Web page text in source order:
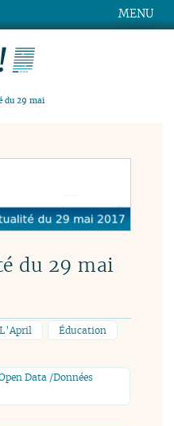
MENU
du 29 mai
du 29 mai
L’April
Éducation
Data /Données